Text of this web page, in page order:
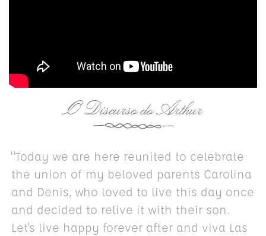
O Discurso do Arthur
"Today we are here reunited to celebrate
the union of my beloved parents Carolina
and Denis, who loved to live this day once
and decided to relive it with their son.
Let's live happy forever after and viva Las